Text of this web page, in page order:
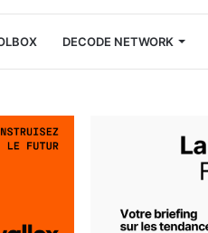
DECODE NETWORK